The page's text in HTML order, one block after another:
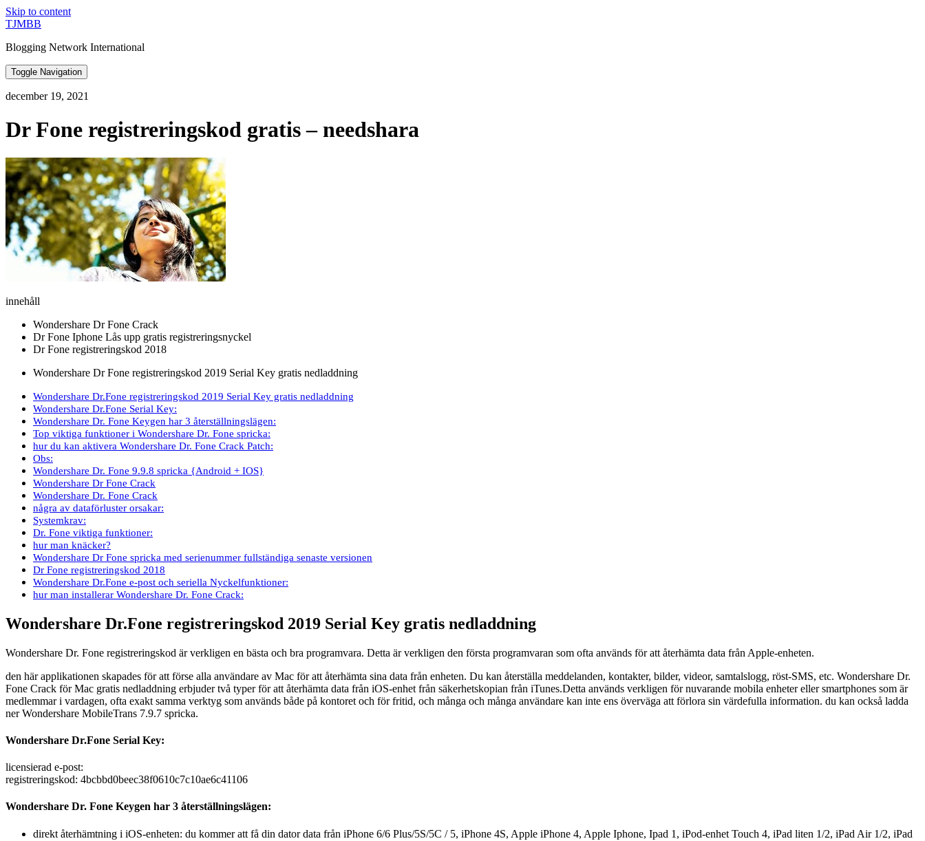
Skip to content
TJMBB
Blogging Network International
Toggle Navigation
december 19, 2021
Dr Fone registreringskod gratis – needshara
innehåll
Wondershare Dr Fone Crack
Dr Fone Iphone Lås upp gratis registreringsnyckel
Dr Fone registreringskod 2018
Wondershare Dr Fone registreringskod 2019 Serial Key gratis nedladdning
Wondershare Dr.Fone registreringskod 2019 Serial Key gratis nedladdning
Wondershare Dr.Fone Serial Key:
Wondershare Dr. Fone Keygen har 3 återställningslägen:
Top viktiga funktioner i Wondershare Dr. Fone spricka:
hur du kan aktivera Wondershare Dr. Fone Crack Patch:
Obs:
Wondershare Dr. Fone 9.9.8 spricka {Android + IOS}
Wondershare Dr Fone Crack
Wondershare Dr. Fone Crack
några av dataförluster orsakar:
Systemkrav:
Dr. Fone viktiga funktioner:
hur man knäcker?
Wondershare Dr Fone spricka med serienummer fullständiga senaste versionen
Dr Fone registreringskod 2018
Wondershare Dr.Fone e-post och seriella Nyckelfunktioner:
hur man installerar Wondershare Dr. Fone Crack:
Wondershare Dr.Fone registreringskod 2019 Serial Key gratis nedladdning
Wondershare Dr. Fone registreringskod är verkligen en bästa och bra programvara. Detta är verkligen den första programvaran som ofta används för att återhämta data från Apple-enheten.
den här applikationen skapades för att förse alla användare av Mac för att återhämta sina data från enheten. Du kan återställa meddelanden, kontakter, bilder, videor, samtalslogg, röst-SMS, etc. Wondershare Dr.
Fone Crack för Mac gratis nedladdning erbjuder två typer för att återhämta data från iOS-enhet från säkerhetskopian från iTunes.Detta används verkligen för nuvarande mobila enheter eller smartphones som är
medlemmar i vardagen, ofta exakt samma verktyg som används både på kontoret och för fritid, och många och många användare kan inte ens överväga att förlora sin värdefulla information. du kan också ladda
ner Wondershare MobileTrans 7.9.7 spricka.
Wondershare Dr.Fone Serial Key:
licensierad e-post:
registreringskod: 4bcbbd0beec38f0610c7c10ae6c41106
Wondershare Dr. Fone Keygen har 3 återställningslägen:
direkt återhämtning i iOS-enheten: du kommer att få din dator data från iPhone 6/6 Plus/5S/5C / 5, iPhone 4S, Apple iPhone 4, Apple Iphone, Ipad 1, iPod-enhet Touch 4, iPad liten 1/2, iPad Air 1/2, iPad